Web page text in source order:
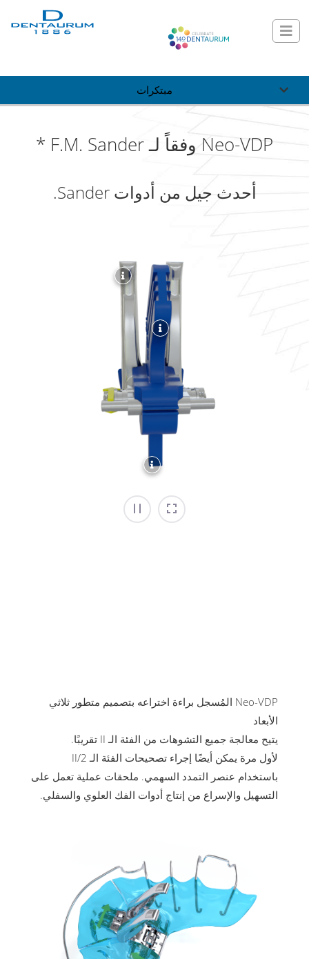
مبتكرات
Neo-VDP وفقاً لـ F.M. Sander *
أحدث جيل من أدوات Sander.
Neo-VDP المُسجل براءة اختراعه بتصميم متطور ثلاثي
الأبعاد
يتيح معالجة جميع التشوهات من الفئة الـ II تقريبًا.
لأول مرة يمكن أيضًا إجراء تصحيحات الفئة الـ II/2
باستخدام عنصر التمدد السهمي. ملحقات عملية تعمل على
التسهيل والإسراع من إنتاج أدوات الفك العلوي والسفلي.